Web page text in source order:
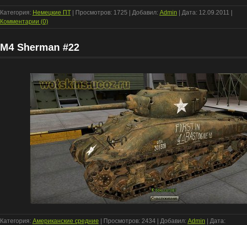
Категория: Немецкие ПТ| Просмотров: 1725 | Добавил: Admin | Дата: 12.09.2011
Комментарии (0)
M4 Sherman #22
Категория: Американские средние | Просмотров: 2434 | Добавил: Admin | Дата: